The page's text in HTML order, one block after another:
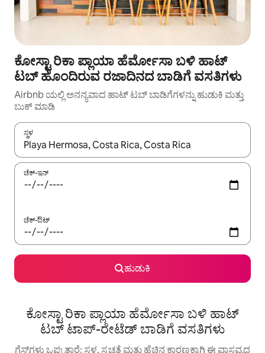
ಕೋಸ್ಟಾ ರಿಕಾ ಪ್ಲಾಯಾ ಹೆರ್ಮೋಸಾ ಬಳಿ ಹಾಟ್
ಟಬ್ ಹೊಂದಿರುವ ರಜಾದಿನದ ಬಾಡಿಗೆ ವಸತಿಗಳು
Airbnb ಯಲ್ಲಿ ಅನನ್ಯವಾದ ಹಾಟ್ ‌ಟಬ್ ಬಾಡಿಗೆಗಳನ್ನು ಹುಡುಕಿ ಮತ್ತು
ಬುಕ್ ಮಾಡಿ
ಸ್ಥಳ
ಫಲಿತಾಂಶಗಳು ಲಭ್ಯವಿರುವಾಗ, ಅಪ್ ಮತ್ತು ಡೌನ್ ಬಾಣದ ಕೀಲಿಗಳೊಂದಿಗೆ
ಚೆಕ್-ಇನ್
ಚೆಕ್-ಔಟ್
ಹುಡುಕಿ
ಕೋಸ್ಟಾ ರಿಕಾ ಪ್ಲಾಯಾ ಹೆರ್ಮೋಸಾ ಬಳಿ ಹಾಟ್
ಟಬ್ ಟಾಪ್-ರೇಟೆಡ್ ಬಾಡಿಗೆ ವಸತಿಗಳು
ಗೆಸ್ಟ್‌ಗಳು ಒಪ್ಪುತ್ತಾರೆ: ಸ್ಥಳ, ಸ್ವಚ್ಛತೆ ಮತ್ತು ಹೆಚ್ಚಿನ ಕಾರಣಕ್ಕಾಗಿ ಈ ವಾಸ್ತವ್ಯದ